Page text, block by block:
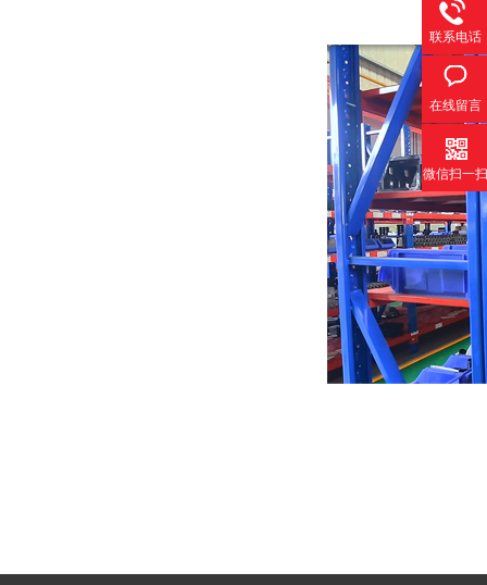
联系电话
在线留言
微信扫一扫